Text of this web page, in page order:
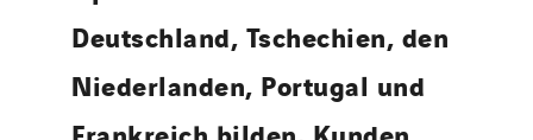
Deutschland, Tschechien, den
Niederlanden, Portugal und